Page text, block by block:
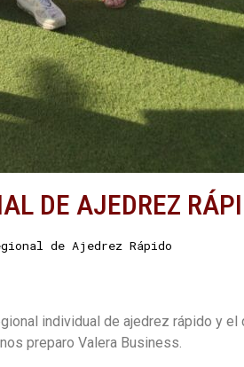
DE AJEDREZ
de Ajedrez Rápido
individual de ajedrez rápido y
preparo Valera Business.